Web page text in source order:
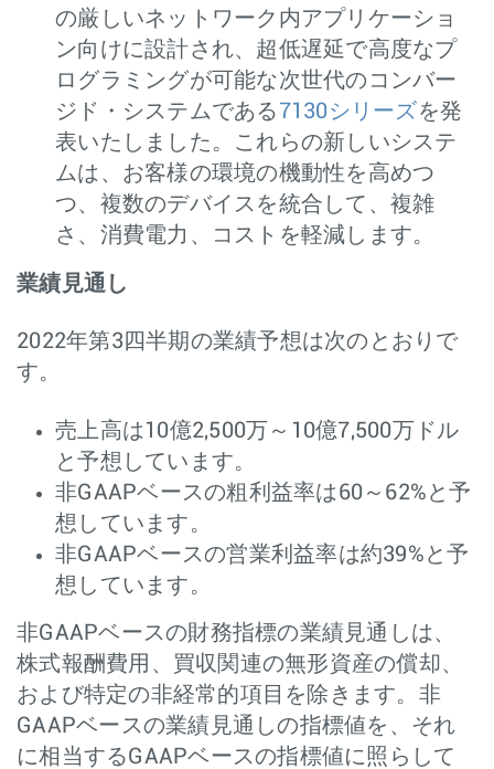
の厳しいネットワーク内アプリケーショ
ン向けに設計され、超低遅延で高度なプ
ログラミングが可能な次世代のコンバー
ジド・システムである 7130シリーズ を発
表いたしました。これらの新しいシステ
ムは、お客様の環境の機動性を高めつ
つ、複数のデバイスを統合して、複雑
さ、消費電力、コストを軽減します。
業績見通し
2022年第3四半期の業績予想は次のとおりで
す。
売上高は10億2,500万～10億7,500万ドル
と予想しています。
非GAAPベースの粗利益率は60～62%と予
想しています。
非GAAPベースの営業利益率は約39%と予
想しています。
非GAAPベースの財務指標の業績見通しは、
株式報酬費用、買収関連の無形資産の償却、
および特定の非経常的項目を除きます。非
GAAPベースの業績見通しの指標値を、それ
に相当するGAAPベースの指標値に照らして